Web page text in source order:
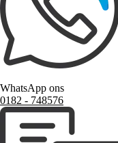
WhatsApp ons
0182 ‑ 748576